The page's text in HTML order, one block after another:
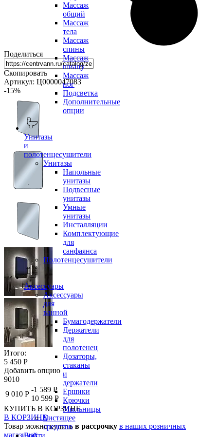
Массаж
общий
Массаж
тела
Массаж
спины
Массаж
шиацу
Массаж
ног
Подсветка
Дополнительные
опции
Унитазы
и
полотенцесушители
Унитазы
Напольные
унитазы
Подвесные
унитазы
Умные
унитазы
Инсталляции
Комплектующие
для
санфаянса
Полотенцесушители
Аксессуары
Аксессуары
для
ванной
Бумагодержатели
Держатели
для
полотенец
Дозаторы,
стаканы
и
держатели
Ершики
Крючки
Мыльницы
Чистящее
средство
Войти
Поделиться
Скопировать
Артикул: Ц0000047083
-15%
Итого:
5 450 Р
Добавить опцию
9010
9 010 Р
-1 589 Р
10 599 Р
КУПИТЬ В КОРЗИНЕ
В КОРЗИНЕ
Товар можно купить в рассрочку в наших розничных
магазинах